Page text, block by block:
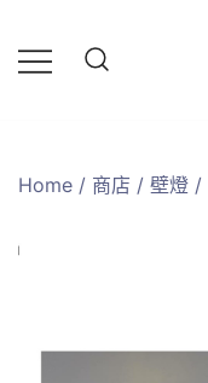
Home / 商店 / 壁燈 /